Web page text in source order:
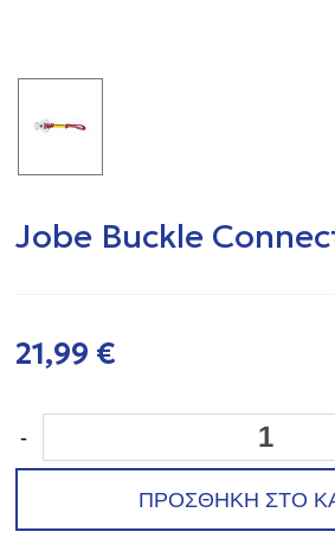
Jobe Buckle
21,99 €
-
ΠΡΟΣΘΗΚΗ ΣΤΟ